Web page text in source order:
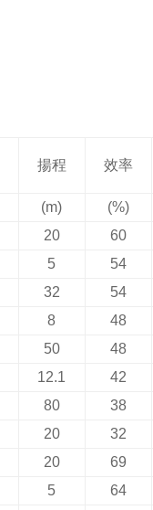
揚程 效率
(m) (%)
20 60
5 54
32 54
8 48
50 48
12.1 42
80 38
20 32
20 69
5 64